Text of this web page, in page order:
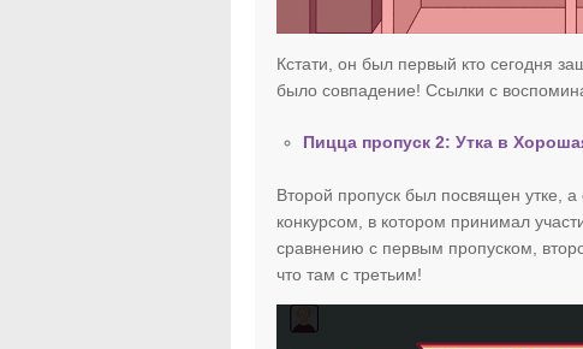
Кстати, он был первый кто сегодня
было совпадение! Ссылки с
Пицца пропуск 2: Утка в
Второй пропуск был посвящен утке,
конкурсом, в котором принимал
сравнению с первым пропуском,
что там с третьим!